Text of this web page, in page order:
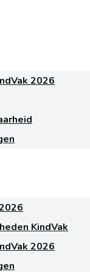
2026
KindVak
2026